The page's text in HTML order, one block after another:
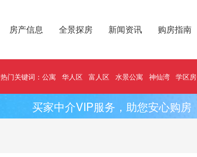
房产信息 全景探房 新闻资讯 购房指南
热门关键词： 公寓 华人区 富人区 水景公寓 神仙湾 学区房
买家中介VIP服务，助您安心购房